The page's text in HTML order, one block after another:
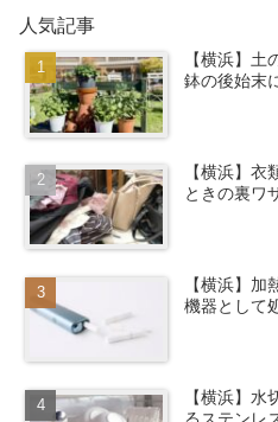
人気記事
【横浜】
鉢の後始末
【横浜】
ときの裏ワ
【横浜】
機器として
【横浜】
るステンレ